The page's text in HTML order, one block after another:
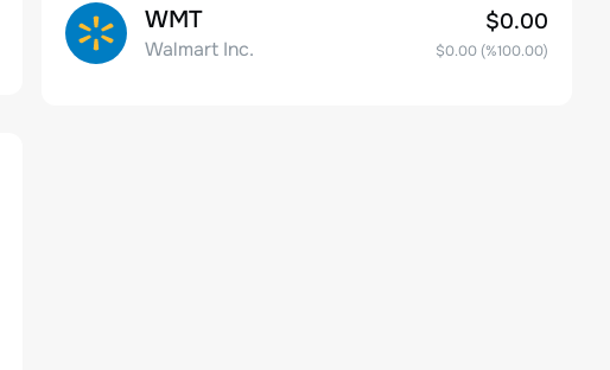
WMT
Walmart Inc.
$0.00
$0.00(%100.00)